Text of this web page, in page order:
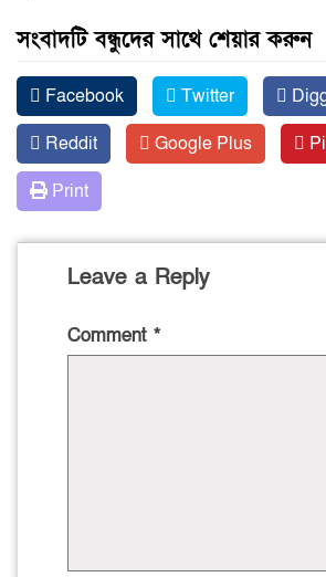
সংবাদটি বন্ধুদের সাথে শেয়ার করুন
Facebook Twitter
Reddit
Google Plus
Print
Leave a Reply
Comment *